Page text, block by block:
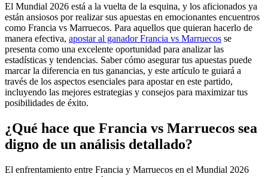
El Mundial 2026 está a la vuelta de la esquina, y los aficionados ya
están ansiosos por realizar sus apuestas en emocionantes encuentros
como Francia vs Marruecos. Para aquellos que quieran hacerlo de
manera efectiva, apostar al ganador Francia vs Marruecos se
presenta como una excelente oportunidad para analizar las
estadísticas y tendencias. Saber cómo asegurar tus apuestas puede
marcar la diferencia en tus ganancias, y este artículo te guiará a
través de los aspectos esenciales para apostar en este partido,
incluyendo las mejores estrategias y consejos para maximizar tus
posibilidades de éxito.
¿Qué hace que Francia vs Marruecos sea
digno de un análisis detallado?
El enfrentamiento entre Francia y Marruecos en el Mundial 2026